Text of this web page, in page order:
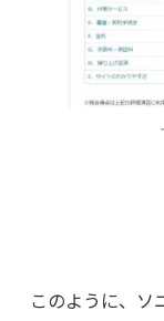
このように、ソ